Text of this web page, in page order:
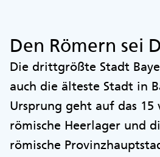
Den Römern sei
Die drittgrößte Stadt
auch die älteste Stadt in
Ursprung geht auf das 15
römische Heerlager und
römische